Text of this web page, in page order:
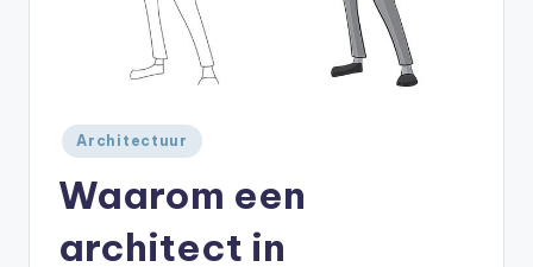
Geplaatst
in
Architectuur
Waarom een
architect in